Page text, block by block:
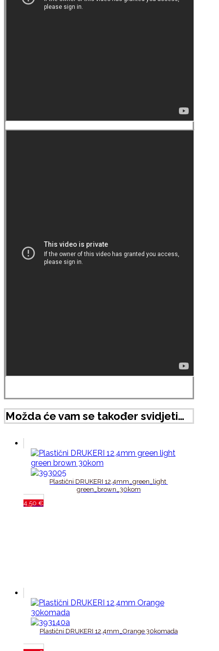
Možda će vam se također svidjeti…
Plastični DRUKERI 12,4mm_green_light
green_brown_30kom
4,50 €
Plastični DRUKERI 12,4mm_Orange 30komada